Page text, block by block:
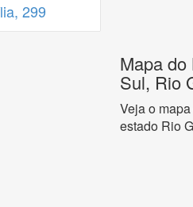
299
Mapa
Sul, Rio
Veja o
estado Rio